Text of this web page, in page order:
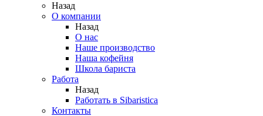
Назад
O компании
Назад
О нас
Наше производство
Наша кофейня
Школа бариста
Работа
Назад
Работать в Sibaristica
Контакты